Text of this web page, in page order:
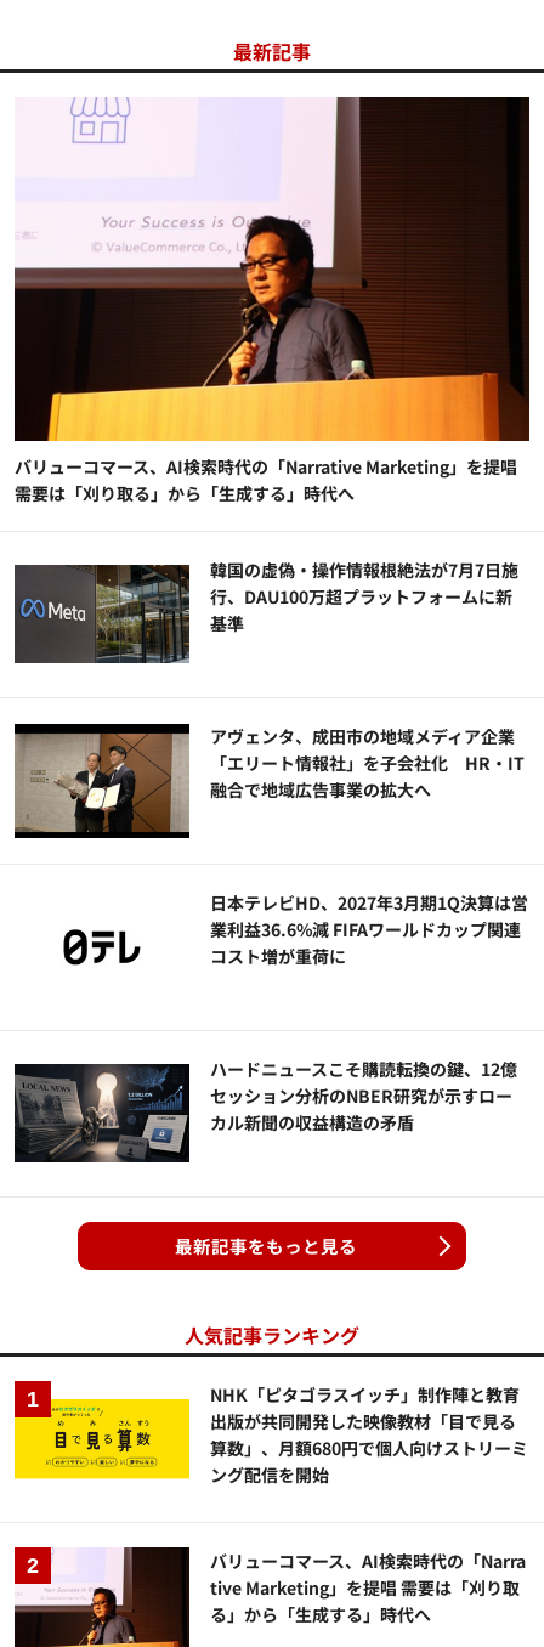
最新記事
バリューコマース、AI検索時代の「Narrative Marketing」を提唱
需要は「刈り取る」から「生成する」時代へ
韓国の虚偽・操作情報根絶法が7月7日施
行、DAU100万超プラットフォームに新
基準
アヴェンタ、成田市の地域メディア企業
「エリート情報社」を子会社化 HR・IT
融合で地域広告事業の拡大へ
日本テレビHD、2027年3月期1Q決算は営
業利益36.6%減 FIFAワールドカップ関連
コスト増が重荷に
ハードニュースこそ購読転換の鍵、12億
セッション分析のNBER研究が示すロー
カル新聞の収益構造の矛盾
最新記事をもっと見る
人気記事ランキング
NHK「ピタゴラスイッチ」制作陣と教育
出版が共同開発した映像教材「目で見る
算数」、月額680円で個人向けストリーミ
ング配信を開始
バリューコマース、AI検索時代の「Narra
tive Marketing」を提唱 需要は「刈り取
る」から「生成する」時代へ